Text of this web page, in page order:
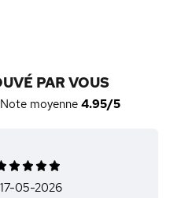
PAR VOUS
moyenne 4.95/5
05-2026